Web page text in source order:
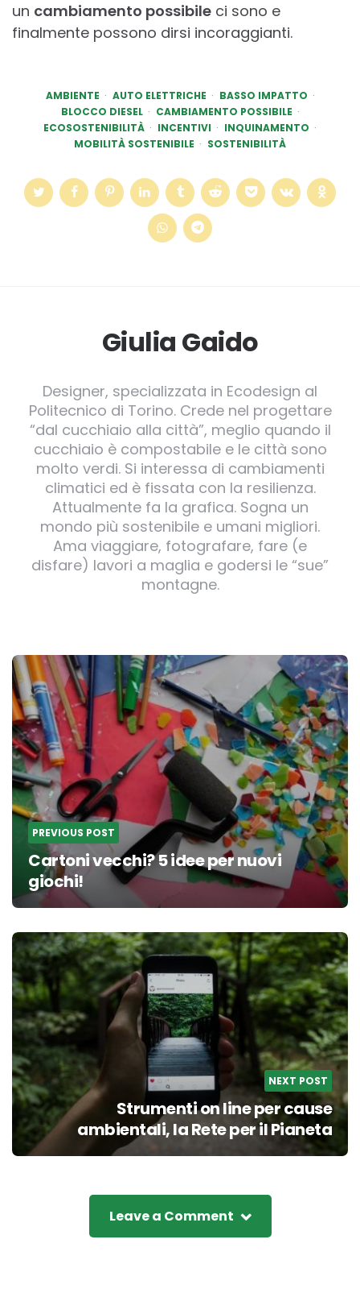
un cambiamento possibile ci sono e
finalmente possono dirsi incoraggianti.
AMBIENTE AUTO ELETTRICHE
BASSO IMPATTO
BLOCCO DIESEL
CAMBIAMENTO POSSIBILE
ECOSOSTENIBILITÀ
INCENTIVI
INQUINAMENTO
MOBILITÀ SOSTENIBILE
SOSTENIBILITÀ
Giulia Gaido
Designer, specializzata in Ecodesign al
Politecnico di Torino. Crede nel progettare
“dal cucchiaio alla città”, meglio quando il
cucchiaio è compostabile e le città sono
molto verdi. Si interessa di cambiamenti
climatici ed è fissata con la resilienza.
Attualmente fa la grafica. Sogna un
mondo più sostenibile e umani migliori.
Ama viaggiare, fotografare, fare (e
disfare) lavori a maglia e godersi le “sue”
montagne.
Post
navigation
PREVIOUS POST
Cartoni vecchi? 5 idee per nuovi
giochi!
NEXT POST
Strumenti on line per cause
ambientali, la Rete per il Pianeta
Leave a Comment